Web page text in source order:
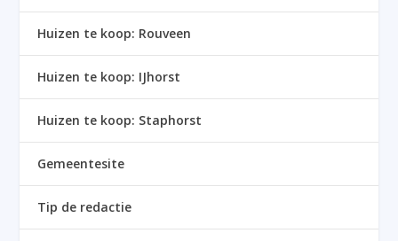
Huizen te koop: Rouveen
Huizen te koop: IJhorst
Huizen te koop: Staphorst
Gemeentesite
Tip de redactie